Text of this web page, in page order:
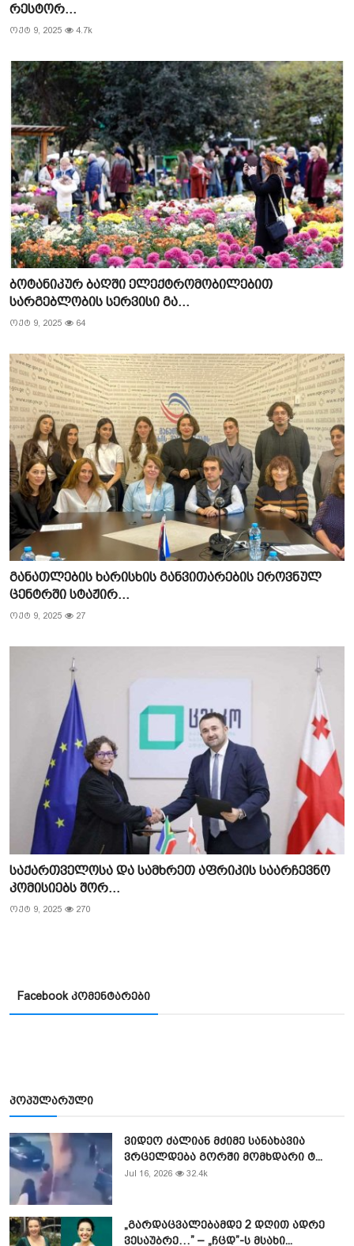
რესტორ...
ოქტ 9, 2025 4.7k
ბოტანიკურ ბაღში ელექტრომობილებით
სარგებლობის სერვისი გა...
ოქტ 9, 2025 64
განათლების ხარისხის განვითარების ეროვნულ
ცენტრში სტაჟირ...
ოქტ 9, 2025 27
საქართველოსა და სამხრეთ აფრიკის საარჩევნო
კომისიებს შორ...
ოქტ 9, 2025 270
Facebook კომენტარები
პოპულარული
ვიდეო ძალიან მძიმე სანახავია
ვრცელდება გორში მომხდარი ტ...
Jul 16, 2026 32.4k
„გარდაცვალებამდე 2 დღით ადრე
ვესაუბრე…” – „ჩცდ”-ს მსახი...